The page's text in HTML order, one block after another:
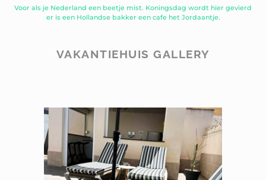
Voor als je Nederland een beetje mist. Koningsdag wordt hier gevierd
er is een Hollandse bakker een cafe het Jordaantje.
VAKANTIEHUIS GALLERY